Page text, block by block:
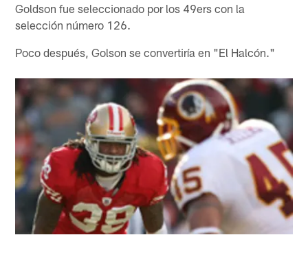
Goldson fue seleccionado por los 49ers con la
selección número 126.
Poco después, Golson se convertiría en "El Halcón."